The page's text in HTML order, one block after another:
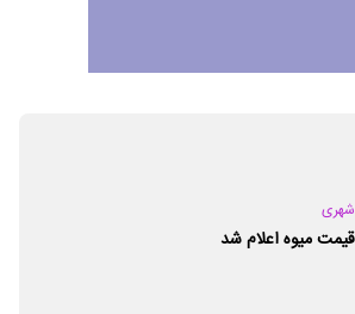
شهری
قیمت میوه اعلام شد